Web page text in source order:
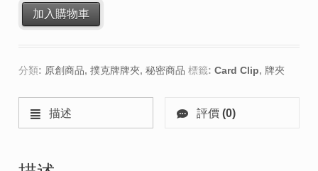
加入購物車
分類: 原創商品, 撲克牌牌夾, 秘密商品 標籤: Card Clip, 牌夾
描述 評價 (0)